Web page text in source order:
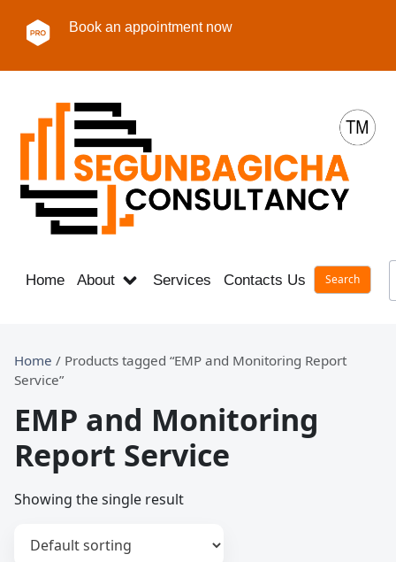
Book an appointment now
Home About Services Contacts Us Career
Home / Products tagged “EMP and Monitoring Report
Service”
EMP and Monitoring
Report Service
Showing the single result